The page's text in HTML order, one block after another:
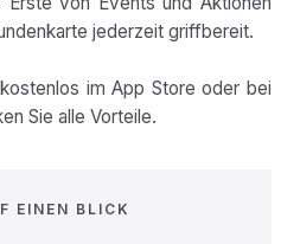
jederzeit griffbereit.
im App Store oder bei
Sie alle Vorteile.
EINEN BLICK